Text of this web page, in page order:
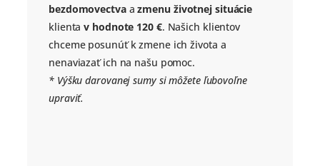
bezdomovectvaazmenu životnej situácie
klientav hodnote 120 €. Našich klientov
chceme posunúť k zmene ich života a
nenaviazať ich na našu pomoc.
* Výšku darovanej sumy si môžete ľubovoľne
upraviť.